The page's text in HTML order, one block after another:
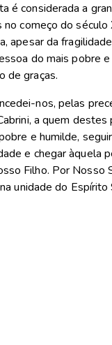
é considerada a
começo do século
apesar da
do mais pobre
de graças.
nos, pelas
a quem destes
e humilde,
e chegar àquela
Filho. Por Nosso
unidade do Espírito